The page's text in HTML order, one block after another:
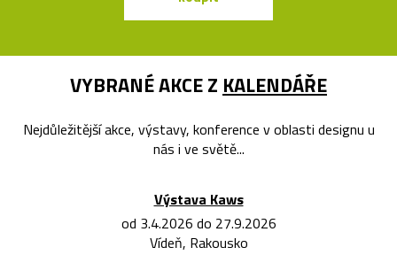
VYBRANÉ AKCE Z KALENDÁŘE
Nejdůležitější akce, výstavy, konference v oblasti designu u
nás i ve světě...
Výstava Kaws
od 3.4.2026 do 27.9.2026
Vídeň, Rakousko